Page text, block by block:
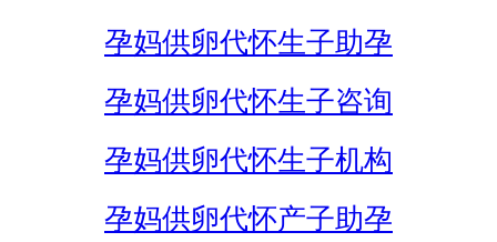
孕妈供卵代怀生子助孕
孕妈供卵代怀生子咨询
孕妈供卵代怀生子机构
孕妈供卵代怀产子助孕